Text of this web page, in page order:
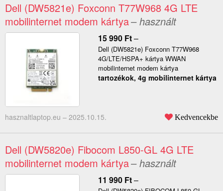
Dell (DW5821e) Foxconn T77W968 4G LTE
mobilinternet modem kártya– használt
15 990 Ft–
Dell (DW5821e) Foxconn T77W968
4G/LTE/HSPA+ kártya WWAN
mobilinternet modem kártya
tartozékok, 4g mobilinternet kártya
hasznaltlaptop.eu – 2025.10.15. Kedvencekbe
Dell (DW5820e) Fibocom L850-GL 4G LTE
mobilinternet modem kártya– használt
11 990 Ft–